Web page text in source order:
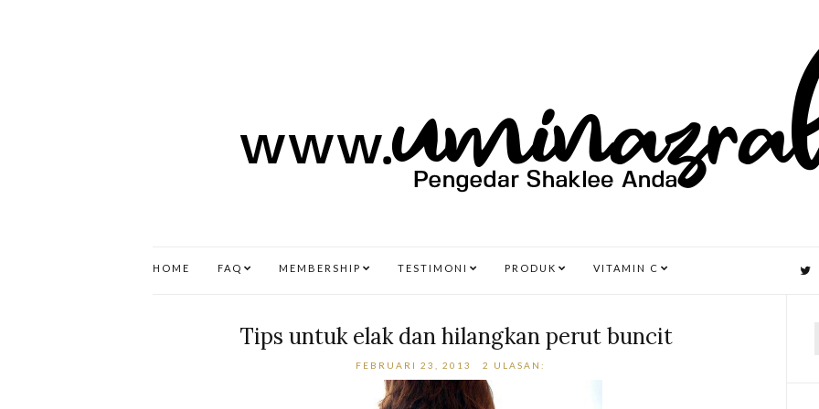
HOME FAQ MEMBERSHIP TESTIMONI PRODUK VITAMIN C
Tips untuk elak dan hilangkan perut buncit
FEBRUARI 23, 2013 2 ULASAN: